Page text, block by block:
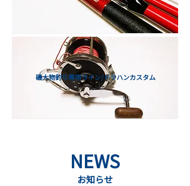
磯大物釣り専用ライン/ドラハンカスタム
NEWS
お知らせ